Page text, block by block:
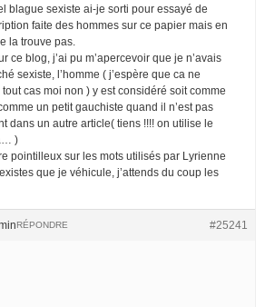
blague sexiste ai-je sorti pour essayé de
faite des hommes sur ce papier mais en
la trouve pas.
ce blog, j’ai pu m’apercevoir que je n’avais
sexiste, l’homme ( j’espère que ca ne
cas moi non ) y est considéré soit comme
un petit gauchiste quand il n’est pas
dans un autre article( tiens !!!! on utilise le
)
pointilleux sur les mots utilisés par Lyrienne
que je véhicule, j’attends du coup les
#25241
RÉPONDRE